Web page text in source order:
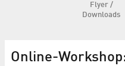
Flyer /
Downloads
Online-